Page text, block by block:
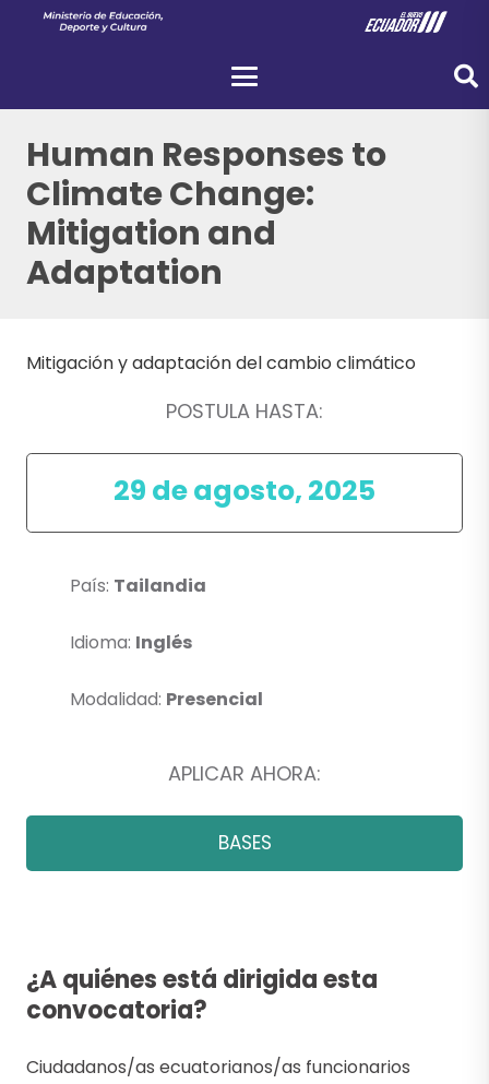
Human Responses to
Climate Change:
Mitigation and
Adaptation
Mitigación y adaptación del cambio climático
POSTULA HASTA:
29 de agosto, 2025
País: Tailandia
Idioma: Inglés
Modalidad: Presencial
APLICAR AHORA:
BASES
¿A quiénes está dirigida esta
convocatoria?
Ciudadanos/as ecuatorianos/as funcionarios